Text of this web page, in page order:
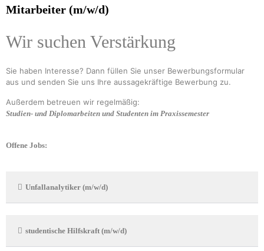
Mitarbeiter (m/w/d)
Wir suchen Verstärkung
Sie haben Interesse? Dann füllen Sie unser Bewerbungsformular
aus und senden Sie uns Ihre aussagekräftige Bewerbung zu.
Außerdem betreuen wir regelmäßig:
Studien- und Diplomarbeiten und Studenten im Praxissemester
Offene Jobs:
Unfallanalytiker (m/w/d)
studentische Hilfskraft (m/w/d)